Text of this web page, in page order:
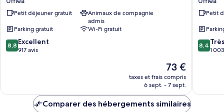
Hotel
Botnia
Petit déjeuner gratuit
Animaux de compagnie
admis
Parking gratuit
Wi-Fi gratuit
8.8
sur
8,8 Excellent
917 avis
Le
nouveau
prix
de
73 €
taxes et frais compris
6 sept. - 7 sept.
Umea
Petit
8.4
sur
8,4
1
Comparer des hébergements similaires